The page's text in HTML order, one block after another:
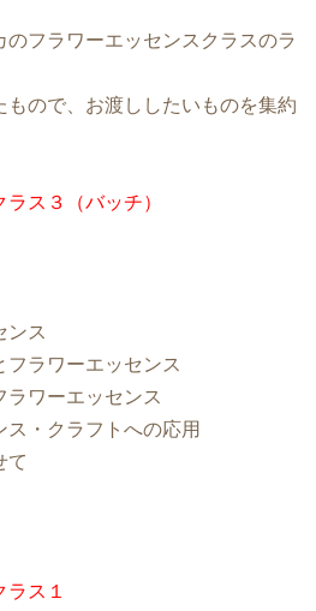
のフラワーエッセンスクラスのラ
ので、お渡ししたいものを集約
ス３（バッチ）
ンス
ラワーエッセンス
ラワーエッセンス
・クラフトへの応用
て
ス１